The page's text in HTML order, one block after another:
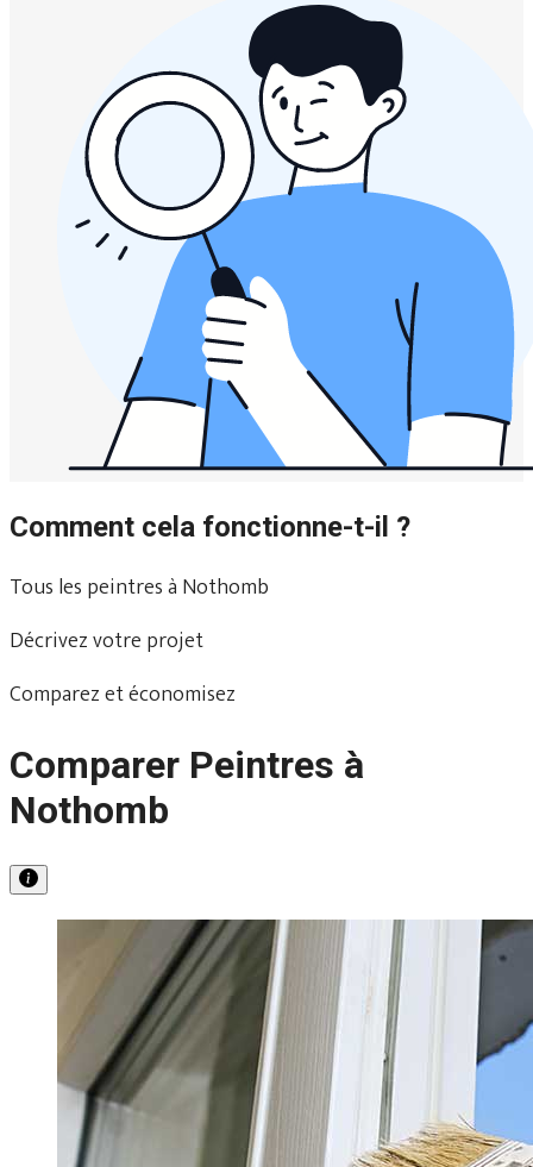
Comment cela fonctionne-t-il ?
Tous les peintres à Nothomb
Décrivez votre projet
Comparez et économisez
Comparer Peintres à
Nothomb